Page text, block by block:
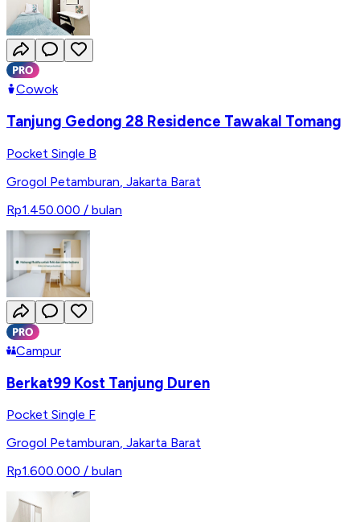
Cowok
Tanjung Gedong 28 Residence Tawakal Tomang
Pocket Single B
Grogol Petamburan, Jakarta Barat
Rp1.450.000 / bulan
Campur
Berkat99 Kost Tanjung Duren
Pocket Single F
Grogol Petamburan, Jakarta Barat
Rp1.600.000 / bulan